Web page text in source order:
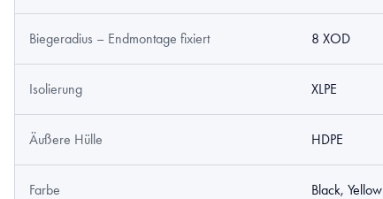
Biegeradius – Endmontage fixiert 8 XOD
Isolierung XLPE
Äußere Hülle HDPE
Farbe Black, Yellow